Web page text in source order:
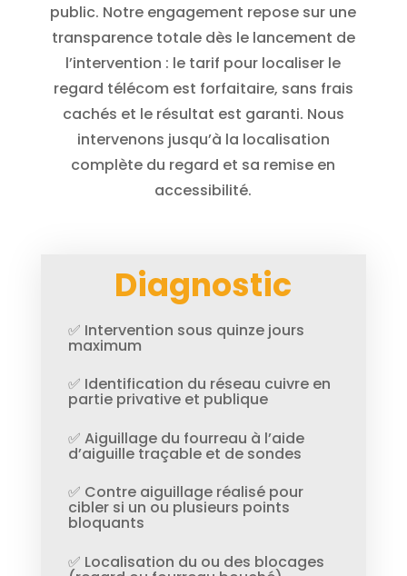
public. Notre engagement repose sur une
transparence totale dès le lancement de
l’intervention : le tarif pour localiser le
regard télécom est forfaitaire, sans frais
cachés et le résultat est garanti. Nous
intervenons jusqu’à la localisation
complète du regard et sa remise en
accessibilité.
Diagnostic
✅ Intervention sous quinze jours
maximum
✅ Identification du réseau cuivre en
partie privative et publique
✅ Aiguillage du fourreau à l’aide
d’aiguille traçable et de sondes
✅ Contre aiguillage réalisé pour
cibler si un ou plusieurs points
bloquants
✅ Localisation du ou des blocages